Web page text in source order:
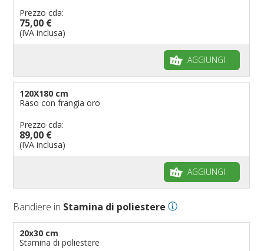
Prezzo cda:
75,00 €
(IVA inclusa)
AGGIUNGI
120X180 cm
Raso con frangia oro
Prezzo cda:
89,00 €
(IVA inclusa)
AGGIUNGI
Bandiere in Stamina di poliestere
20x30 cm
Stamina di poliestere